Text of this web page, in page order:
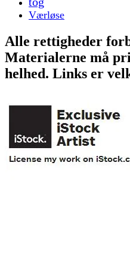
Værløse
Alle rettigheder
Materialerne må
helhed. Links er